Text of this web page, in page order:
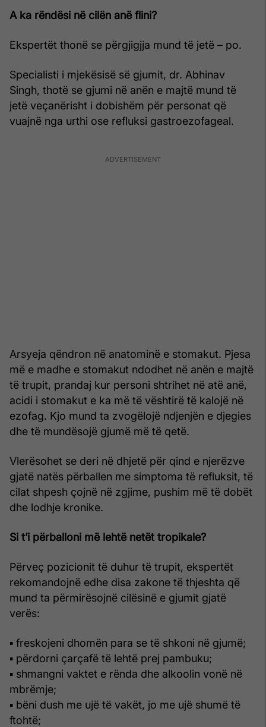
A ka rëndësi në cilën anë flini?
Ekspertët thonë se përgjigjja mund të jetë – po.
Specialisti i mjekësisë së gjumit, dr. Abhinav
Singh, thotë se gjumi në anën e majtë mund të
jetë veçanërisht i dobishëm për personat që
vuajnë nga urthi ose refluksi gastroezofageal.
Arsyeja qëndron në anatominë e stomakut. Pjesa
më e madhe e stomakut ndodhet në anën e majtë
të trupit, prandaj kur personi shtrihet në atë anë,
acidi i stomakut e ka më të vështirë të kalojë në
ezofag. Kjo mund ta zvogëlojë ndjenjën e djegies
dhe të mundësojë gjumë më të qetë.
Vlerësohet se deri në dhjetë për qind e njerëzve
gjatë natës përballen me simptoma të refluksit, të
cilat shpesh çojnë në zgjime, pushim më të dobët
dhe lodhje kronike.
Si t’i përballoni më lehtë netët tropikale?
Përveç pozicionit të duhur të trupit, ekspertët
rekomandojnë edhe disa zakone të thjeshta që
mund ta përmirësojnë cilësinë e gjumit gjatë
verës:
▪ freskojeni dhomën para se të shkoni në gjumë;
▪ përdorni çarçafë të lehtë prej pambuku;
▪ shmangni vaktet e rënda dhe alkoolin vonë në
mbrëmje;
▪ bëni dush me ujë të vakët, jo me ujë shumë të
ftohtë;